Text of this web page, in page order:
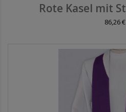
Rote Kasel mit
86,26 €